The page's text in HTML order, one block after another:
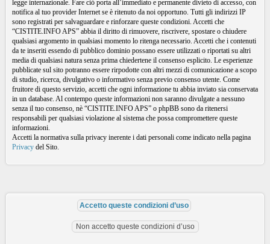
legge internazionale. Fare ciò porta all’immediato e permanente divieto di accesso, con
notifica al tuo provider Internet se è ritenuto da noi opportuno. Tutti gli indirizzi IP
sono registrati per salvaguardare e rinforzare queste condizioni. Accetti che
“CISTITE.INFO APS” abbia il diritto di rimuovere, riscrivere, spostare o chiudere
qualsiasi argomento in qualsiasi momento lo ritenga necessario. Accetti che i contenuti
da te inseriti essendo di pubblico dominio possano essere utilizzati o riportati su altri
media di qualsiasi natura senza prima chiedertene il consenso esplicito. Le esperienze
pubblicate sul sito potranno essere rirpodotte con altri mezzi di comunicazione a scopo
di studio, ricerca, divulgativo o informativo senza previo consenso utente. Come
fruitore di questo servizio, accetti che ogni informazione tu abbia inviato sia conservata
in un database. Al contempo queste informazioni non saranno divulgate a nessuno
senza il tuo consenso, nè “CISTITE.INFO APS” o phpBB sono da ritenersi
responsabili per qualsiasi violazione al sistema che possa compromettere queste
informazioni.
Accetti la normativa sulla privacy inerente i dati personali come indicato nella pagina
Privacy del Sito.